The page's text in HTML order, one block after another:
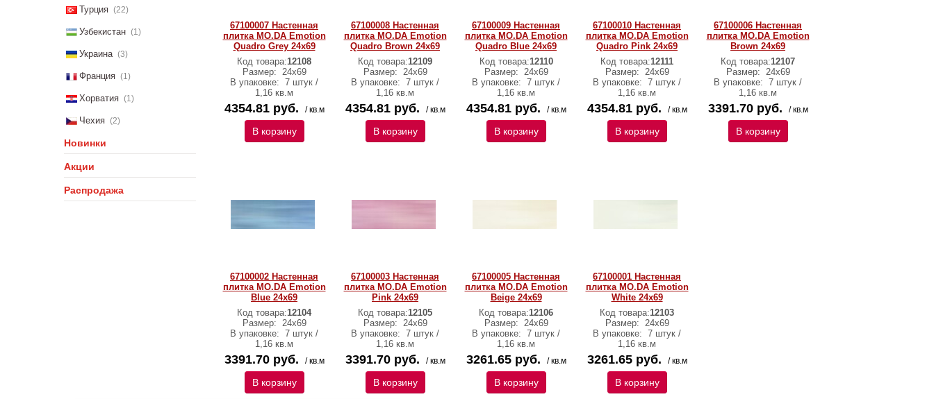
Турция (22)
Узбекистан (1)
Украина (3)
Франция (1)
Хорватия (1)
Чехия (2)
Новинки
Акции
Распродажа
67100007 Настенная
плитка MO.DA Emotion
Quadro Grey 24x69
Код товара:12108
Размер: 24x69
В упаковке: 7 штук /
1,16 кв.м
4354.81 руб. / кв.м
В корзину
67100008 Настенная
плитка MO.DA Emotion
Quadro Brown 24x69
Код товара:12109
Размер: 24x69
В упаковке: 7 штук /
1,16 кв.м
4354.81 руб. / кв.м
В корзину
67100009 Настенная
плитка MO.DA Emotion
Quadro Blue 24x69
Код товара:12110
Размер: 24x69
В упаковке: 7 штук /
1,16 кв.м
4354.81 руб. / кв.м
В корзину
67100010 Настенная
плитка MO.DA Emotion
Quadro Pink 24x69
Код товара:12111
Размер: 24x69
В упаковке: 7 штук /
1,16 кв.м
4354.81 руб. / кв.м
В корзину
67100006 Настенная
плитка MO.DA Emotion
Brown 24x69
Код товара:12107
Размер: 24x69
В упаковке: 7 штук /
1,16 кв.м
3391.70 руб. / кв.м
В корзину
67100002 Настенная
плитка MO.DA Emotion
Blue 24x69
Код товара:12104
Размер: 24x69
В упаковке: 7 штук /
1,16 кв.м
3391.70 руб. / кв.м
В корзину
67100003 Настенная
плитка MO.DA Emotion
Pink 24x69
Код товара:12105
Размер: 24x69
В упаковке: 7 штук /
1,16 кв.м
3391.70 руб. / кв.м
В корзину
67100005 Настенная
плитка MO.DA Emotion
Beige 24x69
Код товара:12106
Размер: 24x69
В упаковке: 7 штук /
1,16 кв.м
3261.65 руб. / кв.м
В корзину
67100001 Настенная
плитка MO.DA Emotion
White 24x69
Код товара:12103
Размер: 24x69
В упаковке: 7 штук /
1,16 кв.м
3261.65 руб. / кв.м
В корзину